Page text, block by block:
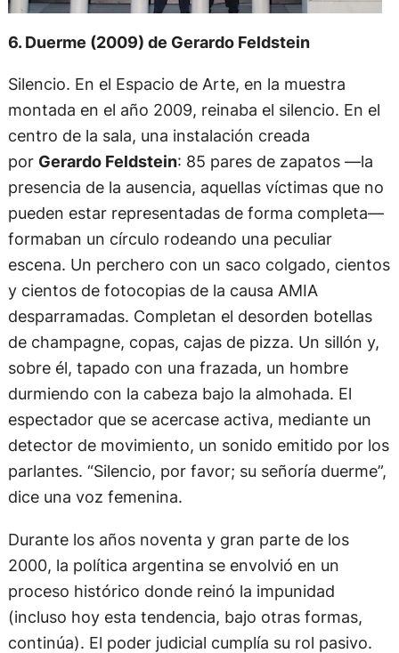
6. Duerme (2009) de Gerardo Feldstein
Silencio. En el Espacio de Arte, en la muestra
montada en el año 2009, reinaba el silencio. En el
centro de la sala, una instalación creada
por Gerardo Feldstein: 85 pares de zapatos —la
presencia de la ausencia, aquellas víctimas que no
pueden estar representadas de forma completa—
formaban un círculo rodeando una peculiar
escena. Un perchero con un saco colgado, cientos
y cientos de fotocopias de la causa AMIA
desparramadas. Completan el desorden botellas
de champagne, copas, cajas de pizza. Un sillón y,
sobre él, tapado con una frazada, un hombre
durmiendo con la cabeza bajo la almohada. El
espectador que se acercase activa, mediante un
detector de movimiento, un sonido emitido por los
parlantes. “Silencio, por favor; su señoría duerme”,
dice una voz femenina.
Durante los años noventa y gran parte de los
2000, la política argentina se envolvió en un
proceso histórico donde reinó la impunidad
(incluso hoy esta tendencia, bajo otras formas,
continúa). El poder judicial cumplía su rol pasivo.